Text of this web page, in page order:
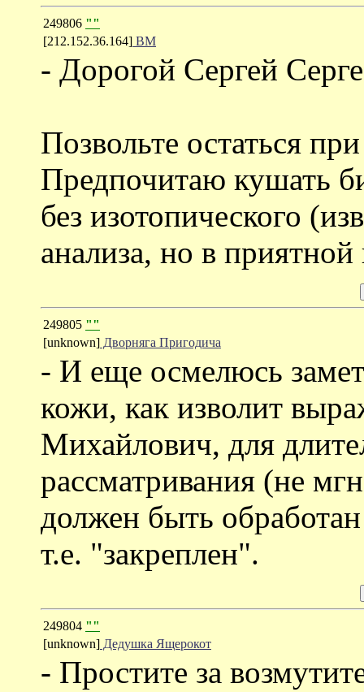
249806 ""
[212.152.36.164] ВМ
- Дорогой Сергей
Позвольте остаться
Предпочитаю кушать
без изотопического
анализа, но в
249805 ""
[unknown] Дворняга Пригодича
- И еще осмелюсь
кожи, как изволит
Михайлович, для
рассматривания (не
должен быть
т.е. "закреплен".
249804 ""
[unknown] Дедушка Ящерокот
- Простите за